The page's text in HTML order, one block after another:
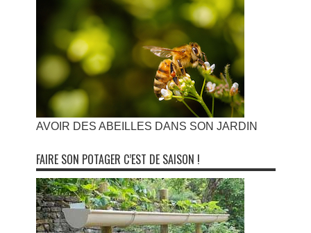
AVOIR DES ABEILLES DANS SON JARDIN
FAIRE SON POTAGER C’EST DE SAISON !